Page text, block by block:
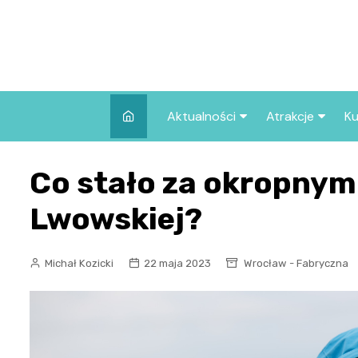
Aktualności
Wszystkie wpisy
Atrakcje
we Wrocławiu
Co stało za
Lwowskiej?
Michał Kozicki 22 maja 2023 Wrocław - Fabryczna